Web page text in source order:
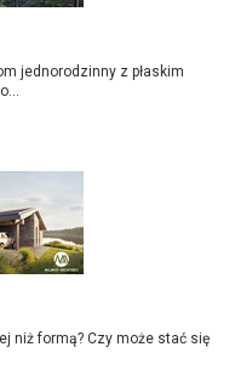
jednorodzinny z płaskim
niż formą? Czy może stać się